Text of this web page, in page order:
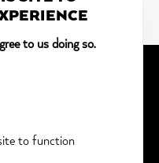
to us doing so.
to function